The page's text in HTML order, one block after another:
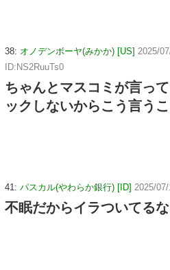
38: オノデンボーヤ(みかか) [US] 2025/
ID:NS2RuuTs0
ちゃんとマスコミが言っ
ックしないからこう言う
41: パスカル(やわらか銀行) [ID] 2025/
不眠だからイラついてるな